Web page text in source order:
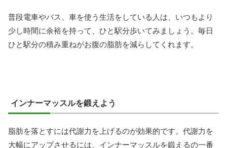
普段電車やバス、車を使う生活をしている人は、いつもより
少し時間に余裕を持って、ひと駅分歩いてみましょう。毎日
ひと駅分の積み重ねがお腹の脂肪を減らしてくれます。
インナーマッスルを鍛えよう
脂肪を落とすには代謝力を上げるのが効果的です。代謝力を
大幅にアップさせるには、インナーマッスルを鍛えるの一番